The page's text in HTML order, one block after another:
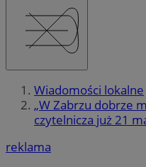
Wiadomości lokalne
„W Zabrzu dobrze
czytelnicza już 21
reklama